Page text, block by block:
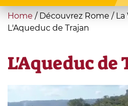
You
are
Home / Découvrez Rome / La
L'Aqueduc de Trajan
L'Aqueduc de